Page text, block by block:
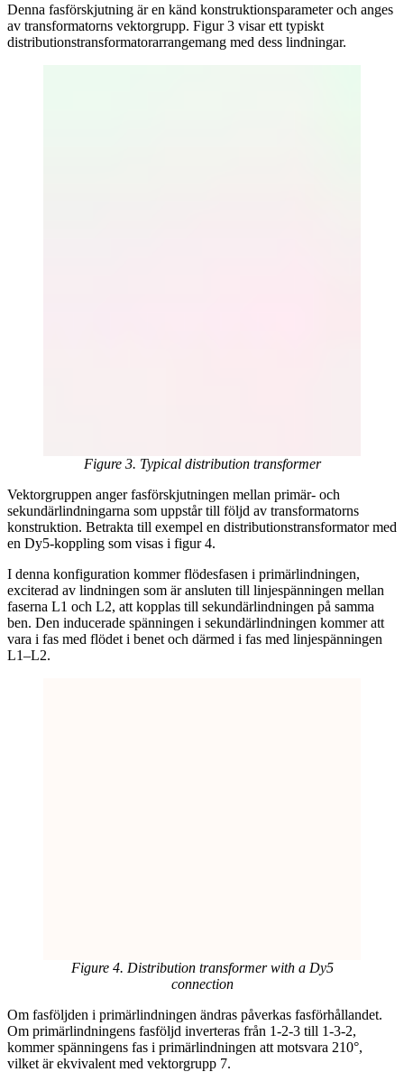
Denna fasförskjutning är en känd konstruktionsparameter och anges
av transformatorns vektorgrupp. Figur 3 visar ett typiskt
distributions­transformator­arrangemang med dess lindningar.
Figure 3. Typical distribution transformer
Vektorgruppen anger fasförskjutningen mellan primär- och
sekundärlindningarna som uppstår till följd av transformatorns
konstruktion. Betrakta till exempel en distributionstransformator med
en Dy5-koppling som visas i figur 4.
I denna konfiguration kommer flödesfasen i primärlindningen,
exciterad av lindningen som är ansluten till linjespänningen mellan
faserna L1 och L2, att kopplas till sekundärlindningen på samma
ben. Den inducerade spänningen i sekundärlindningen kommer att
vara i fas med flödet i benet och därmed i fas med linjespänningen
L1–L2.
Figure 4. Distribution transformer with a Dy5
connection
Om fasföljden i primärlindningen ändras påverkas fasförhållandet.
Om primärlindningens fasföljd inverteras från 1-2-3 till 1-3-2,
kommer spänningens fas i primärlindningen att motsvara 210°,
vilket är ekvivalent med vektorgrupp 7.